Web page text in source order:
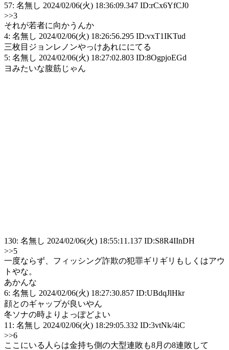
57: 名無し 2024/02/06(火) 18:36:09.347 ID:rCx6YfCJ0
>>3
それが若者に向かうんか
4: 名無し 2024/02/06(火) 18:26:56.295 ID:vxT1IKTud
三枚目ジョンレノンやっけあれににてる
5: 名無し 2024/02/06(火) 18:27:02.803 ID:8OgpjoEGd
ヨみたいな腹筋じゃん
130: 名無し 2024/02/06(火) 18:55:11.137 ID:S8R4IInDH
>>5
一度ならず、フィッシング詐欺の犯罪ギリギリもしくはアウ
トやな。
あかんな
6: 名無し 2024/02/06(火) 18:27:30.857 ID:UBdqJlHkr
顔とのギャップが良いやん
冬ソナの時よりよっぽどよい
11: 名無し 2024/02/06(火) 18:29:05.332 ID:3vtNk/4iC
>>6
ここにいる人らは金持ち側の大型連敗も8月の8連敗して